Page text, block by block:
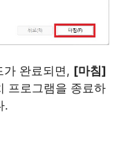
완료되면, [마침]
프로그램을 종료하
.